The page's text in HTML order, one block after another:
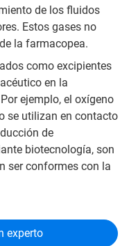
de los fluidos
Estos gases no
la farmacopea.
como excipientes
en la
ejemplo, el oxígeno
se utilizan en contacto
de
biotecnología, son
ser conformes con la
experto